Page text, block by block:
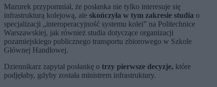
Mazurek przypomniał, że posłanka nie tylko interesuje się
infrastrukturą kolejową, ale skończyła w tym zakresie studia o
specjalizacji „interoperacyjność systemu kolei” na Politechnice
Warszawskiej, jak również studia dotyczące organizacji
pozamiejskiego publicznego transportu zbiorowego w Szkole
Głównej Handlowej.
Dziennikarz zapytał posłankę o trzy pierwsze decyzje, które
podjęłaby, gdyby została ministrem infrastruktury.